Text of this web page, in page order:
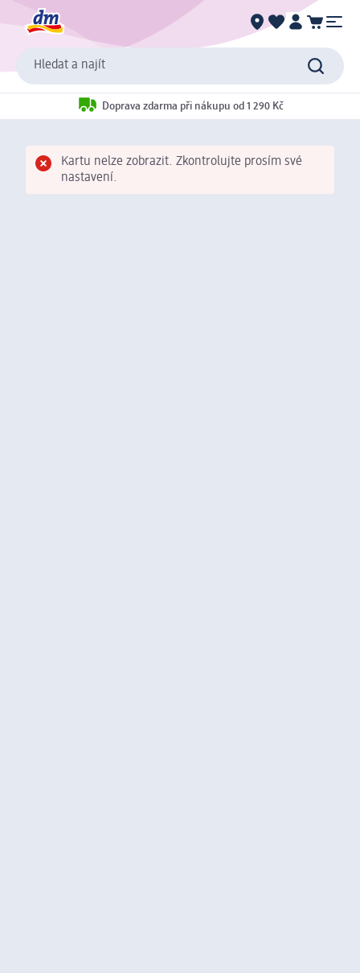
Hledat a najít
Doprava zdarma při nákupu od 1 290 Kč
Kartu nelze zobrazit. Zkontrolujte prosím své
nastavení.